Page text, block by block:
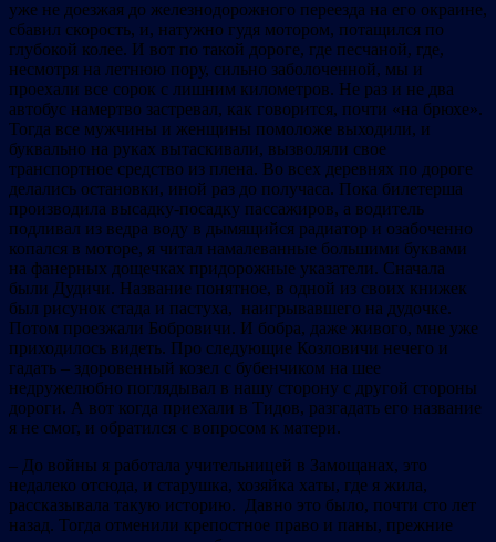
уже не доезжая до железнодорожного переезда на его окраине,
сбавил скорость, и, натужно гудя мотором, потащился по
глубокой колее. И вот по такой дороге, где песчаной, где,
несмотря на летнюю пору, сильно заболоченной, мы и
проехали все сорок с лишним километров. Не раз и не два
автобус намертво застревал, как говорится, почти «на брюхе».
Тогда все мужчины и женщины помоложе выходили, и
буквально на руках вытаскивали, вызволяли свое
транспортное средство из плена. Во всех деревнях по дороге
делались остановки, иной раз до получаса. Пока билетерша
производила высадку-посадку пассажиров, а водитель
подливал из ведра воду в дымящийся радиатор и озабоченно
копался в моторе, я читал намалеванные большими буквами
на фанерных дощечках придорожные указатели. Сначала
были Дудичи. Название понятное, в одной из своих книжек
был рисунок стада и пастуха, наигрывавшего на дудочке.
Потом проезжали Бобровичи. И бобра, даже живого, мне уже
приходилось видеть. Про следующие Козловичи нечего и
гадать – здоровенный козел с бубенчиком на шее
недружелюбно поглядывал в нашу сторону с другой стороны
дороги. А вот когда приехали в Тидов, разгадать его название
я не смог, и обратился с вопросом к матери.
– До войны я работала учительницей в Замощанах, это
недалеко отсюда, и старушка, хозяйка хаты, где я жила,
рассказывала такую историю. Давно это было, почти сто лет
назад. Тогда отменили крепостное право и паны, прежние